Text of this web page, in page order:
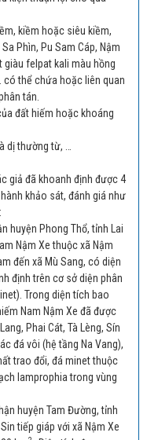
kiềm hoặc siêu kiềm,
Phìn, Pu Sam Cáp, Nậm
giàu felpat kali màu hồng
có thể chứa hoặc liên quan
tán.
đất hiếm hoặc khoáng
dị thường từ, …
giả đã khoanh định được 4
khảo sát, đánh giá như
huyện Phong Thổ, tỉnh Lai
Nậm Xe thuộc xã Nậm
đến xã Mù Sang, có diện
định trên cơ sở diện phân
Trong diện tích bao
Nam Nậm Xe đã được
Phai Cát, Tà Lèng, Sín
đá vôi (hệ tầng Na Vang),
trao đổi, đá minet thuộc
lamprophia trong vùng
huyện Tam Đường, tỉnh
tiếp giáp với xã Nậm Xe